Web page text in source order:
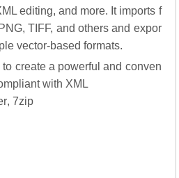
editing, and more. It imports f
TIFF, and others and expor
vector-based formats.
create a powerful and conven
with XML
,7zip